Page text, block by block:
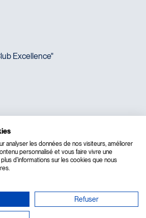
et membre de :
analyser les données de nos visiteurs, améliorer
personnalisé et vous faire vivre une
d'informations sur les cookies que nous
Refuser